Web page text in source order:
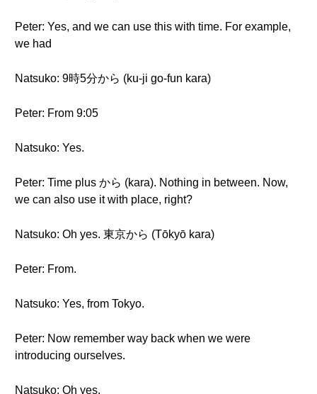
Peter: Yes, and we can use this with time. For example,
we had
Natsuko: 9時5分から (ku-ji go-fun kara)
Peter: From 9:05
Natsuko: Yes.
Peter: Time plus から (kara). Nothing in between. Now,
we can also use it with place, right?
Natsuko: Oh yes. 東京から (Tōkyō kara)
Peter: From.
Natsuko: Yes, from Tokyo.
Peter: Now remember way back when we were
introducing ourselves.
Natsuko: Oh yes.